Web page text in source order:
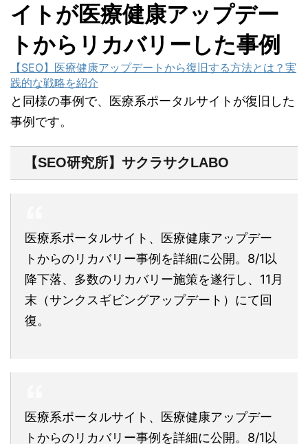
イトが医療健康アップデー
トからリカバリーした事例
【SEO】医療健康アップデートから復旧する方法とは？実
践的な戦略を紹介
と同様の事例で、医療系ポータルサイトが復旧した
事例です。
【SEO研究所】サクラサクLABO
医療系ポータルサイト、医療健康アップデー
トからのリカバリー事例を詳細に公開。8/1以
降下落、多数のリカバリー施策を遂行し、11月
末（サンクスギビングアップデート）にて回
復。
医療系ポータルサイト、医療健康アップデー
トからのリカバリー事例を詳細に公開。8/1以